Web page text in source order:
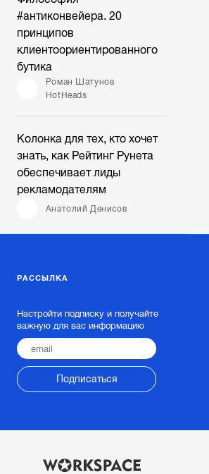
#антиконвейера. 20
принципов
клиентоориентированного
бутика
Роман Шатунов
HotHeads
Колонка для тех, кто хочет
знать, как Рейтинг Рунета
обеспечивает лиды
рекламодателям
Анатолий Денисов
РАССЫЛКА
Настройти подписку и получайте
важную для вас информацию
Подписаться